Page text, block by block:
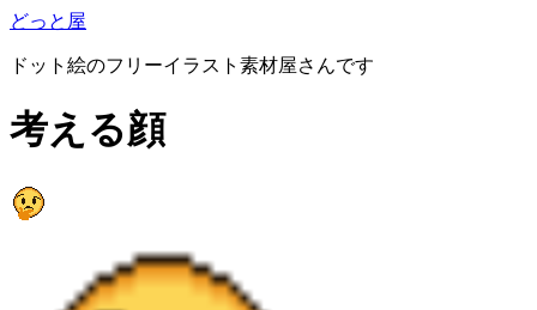
どっと屋
ドット絵のフリーイラスト素材屋さんです
考える顔